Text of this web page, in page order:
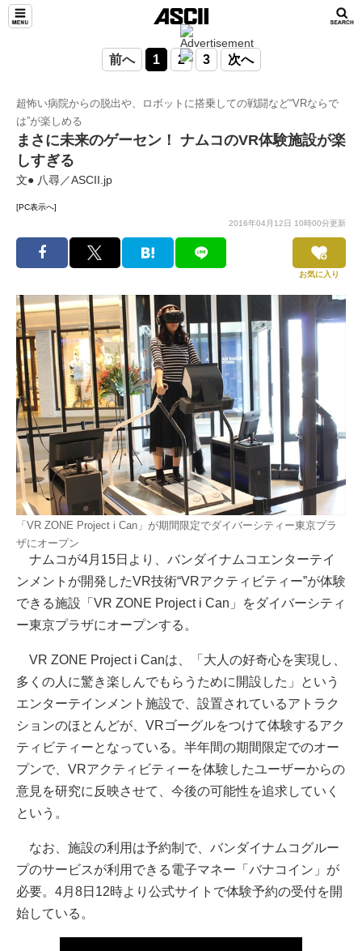
前へ 1 2 3 次へ
超怖い病院からの脱出や、ロボットに搭乗しての戦闘など“VRならで
は”が楽しめる
まさに未来のゲーセン！ ナムコのVR体験施設が楽
しすぎる
文● 八尋／ASCII.jp
[PC表示へ]
2016年04月12日 10時00分更新
お気に入り
「VR ZONE Project i Can」が期間限定でダイバーシティー東京プラ
ザにオープン
ナムコが4月15日より、バンダイナムコエンターテイ
ンメントが開発したVR技術“VRアクティビティー”が体験
できる施設「VR ZONE Project i Can」をダイバーシティ
ー東京プラザにオープンする。
VR ZONE Project i Canは、「大人の好奇心を実現し、
多くの人に驚き楽しんでもらうために開設した」という
エンターテインメント施設で、設置されているアトラク
ションのほとんどが、VRゴーグルをつけて体験するアク
ティビティーとなっている。半年間の期間限定でのオー
プンで、VRアクティビティーを体験したユーザーからの
意見を研究に反映させて、今後の可能性を追求していく
という。
なお、施設の利用は予約制で、バンダイナムコグルー
プのサービスが利用できる電子マネー「バナコイン」が
必要。4月8日12時より公式サイトで体験予約の受付を開
始している。